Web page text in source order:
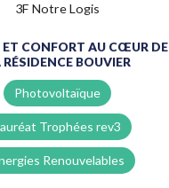
3F Notre Logis
ET CONFORT AU CŒUR DE
RÉSIDENCE BOUVIER
Photovoltaïque
Trophées rev3
Renouvelables